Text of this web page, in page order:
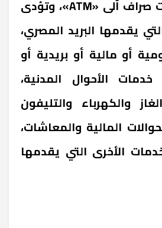
صراف آلى «ATM»، وتؤدى
يقدمها البريد المصري،
أو مالية أو بريدية أو
الأحوال المدنية،
والكهرباء والتليفون
المالية والمعاشات،
الأخرى التي يقدمها